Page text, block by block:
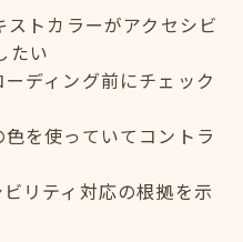
トカラーがアクセシビ
たい
ディング前にチェック
を使っていてコントラ
リティ対応の根拠を示